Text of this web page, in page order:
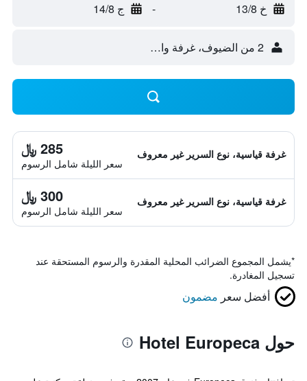
خ 13/8 - ج 14/8
2 من الضيوف، غرفة واحدة
غرفة قياسية، نوع السرير غير معروف 285 ﷼
سعر الليلة شامل الرسوم
غرفة قياسية، نوع السرير غير معروف 300 ﷼
سعر الليلة شامل الرسوم
*يشمل المجموع الضرائب المحلية المقدرة والرسوم المستحقة عند
تسجيل المغادرة.
أفضل سعر مضمون
حول Hotel Europeca